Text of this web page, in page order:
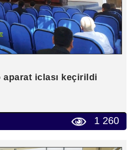
aparat iclası keçirildi
1 260